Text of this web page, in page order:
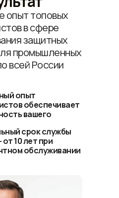
опыт топовых
в сфере
защитных
промышленных
всей России
срок службы
10 лет при
обслуживании​
опыт
обеспечивает
вашего